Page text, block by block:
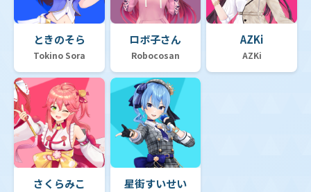
ときのそら
Tokino Sora
ロボ子さん
Robocosan
AZKi
AZKi
さくらみこ 星街すいせい